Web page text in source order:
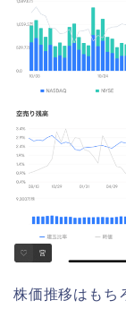
株価推移はもち